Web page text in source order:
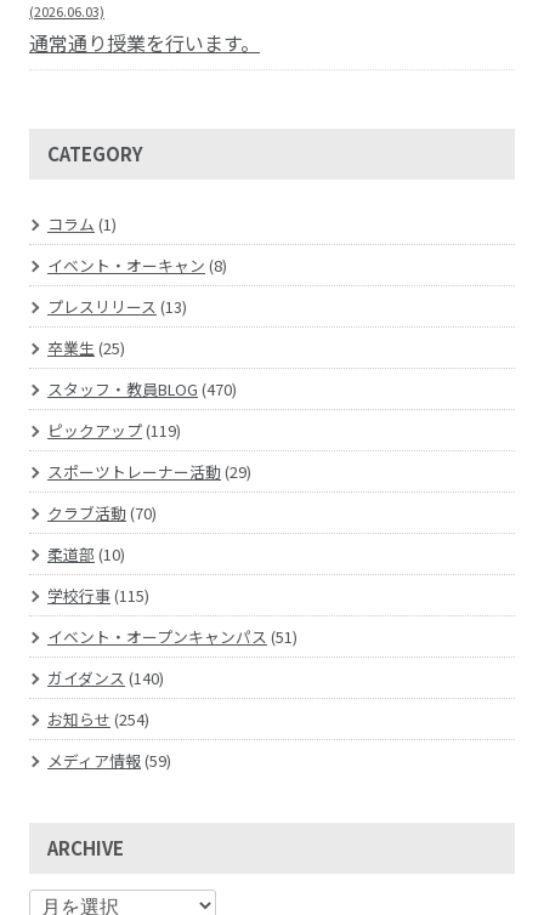
(2026.06.03)
通常通り授業を行います。
CATEGORY
コラム (1)
イベント・オーキャン (8)
プレスリリース (13)
卒業生(25)
スタッフ・教員BLOG (470)
ピックアップ(119)
スポーツトレーナー活動(29)
クラブ活動(70)
柔道部 (10)
学校行事(115)
イベント・オープンキャンパス (51)
ガイダンス (140)
お知らせ (254)
メディア情報(59)
ARCHIVE